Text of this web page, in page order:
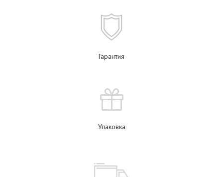
Гарантия
Упаковка